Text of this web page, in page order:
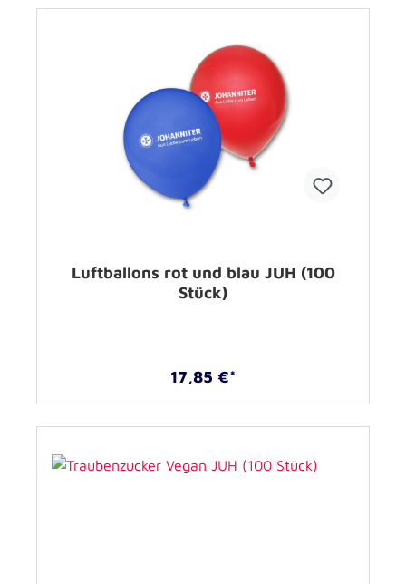
Luftballons rot und blau JUH (100
Stück)
17,85 €*